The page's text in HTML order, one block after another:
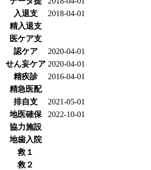
入退支
2018-04-01
精入退支
医ケア支
認ケア
2020-04-01
せん妄ケア 2020-04-01
精疾診
2016-04-01
精急医配
排自支
2021-05-01
地医確保
2022-10-01
協力施設
地歯入院
救１
救２